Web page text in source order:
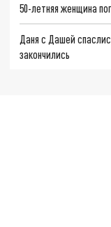
50-летняя женщина
Даня с Дашей
закончились